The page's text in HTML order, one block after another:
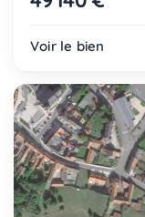
Voir le bien